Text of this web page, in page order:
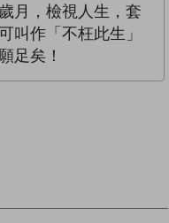
月，檢視人生，套
叫作「不枉此生」
足矣！